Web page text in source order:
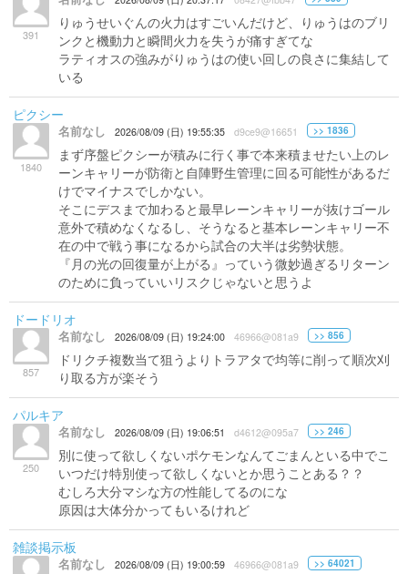
391
りゅうせいぐんの火力はすごいんだけど、りゅうはのブリ
ンクと機動力と瞬間火力を失うが痛すぎてな
ラティオスの強みがりゅうはの使い回しの良さに集結して
いる
ピクシー
1840
名前なし 2026/08/09 (日) 19:55:35 d9ce9@16651 >> 1836
まず序盤ピクシーが積みに行く事で本来積ませたい上のレ
ーンキャリーが防衛と自陣野生管理に回る可能性があるだ
けでマイナスでしかない。
そこにデスまで加わると最早レーンキャリーが抜けゴール
意外で積めなくなるし、そうなると基本レーンキャリー不
在の中で戦う事になるから試合の大半は劣勢状態。
『月の光の回復量が上がる』っていう微妙過ぎるリターン
のために負っていいリスクじゃないと思うよ
ドードリオ
857
名前なし 2026/08/09 (日) 19:24:00 46966@081a9 >> 856
ドリクチ複数当て狙うよりトラアタで均等に削って順次刈
り取る方が楽そう
パルキア
250
名前なし 2026/08/09 (日) 19:06:51 d4612@095a7 >> 246
別に使って欲しくないポケモンなんてごまんといる中でこ
いつだけ特別使って欲しくないとか思うことある？？
むしろ大分マシな方の性能してるのにな
原因は大体分かってもいるけれど
雑談掲示板
名前なし 2026/08/09 (日) 19:00:59 46966@081a9 >> 64021